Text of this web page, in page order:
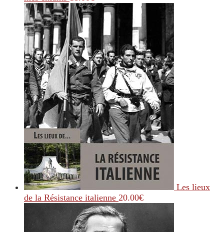
Les lieux
de la Résistance italienne 20.00€